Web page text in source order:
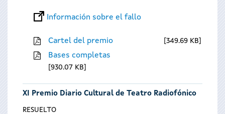
Información sobre el fallo
Cartel del premio 349.69 KB
Bases completas
930.07 KB
XI Premio Diario Cultural de Teatro Radiofónico
RESUELTO